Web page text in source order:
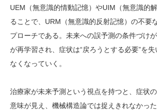
UEM（無意識的情動記憶）やUIM（無意識的
ることで、URM（無意識的反射記憶）の不要
プローチである。未来への誤予測の条件づけ
が再学習され、症状は“戻ろうとする必要”を
なくなっていく。
治療家が未来予測という視点を持つと、症状
意味が見え、機械構造論では捉えきれなかっ